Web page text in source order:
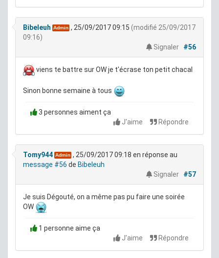
Bibeleuh Admin , 25/09/2017 09:15 (modifié 25/09/2017
09:16)
Signaler
#56
viens te battre sur OW je t'écrase ton petit chacal
Sinon bonne semaine à tous
3 personnes aiment ça
J'aime
Répondre
Tomy944 Admin , 25/09/2017 09:18 en réponse au
message #56 de Bibeleuh
Signaler
#57
Je suis Dégouté, on a même pas pu faire une soirée
OW
1 personne aime ça
J'aime
Répondre